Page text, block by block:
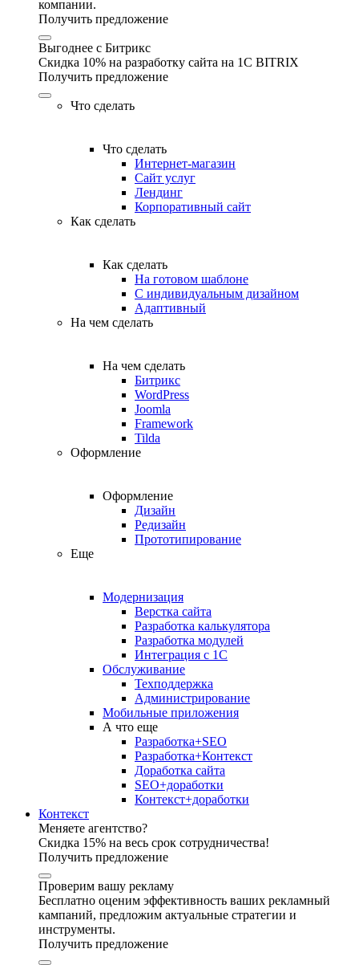
компании.
Получить предложение
Выгоднее с Битрикс
Скидка 10% на разработку сайта на 1C BITRIX
Получить предложение
Что сделать
Что сделать
Интернет-магазин
Сайт услуг
Лендинг
Корпоративный сайт
Как сделать
Как сделать
На готовом шаблоне
С индивидуальным дизайном
Адаптивный
На чем сделать
На чем сделать
Битрикс
WordPress
Joomla
Framework
Tilda
Оформление
Оформление
Дизайн
Редизайн
Прототипирование
Еще
Модернизация
Верстка сайта
Разработка калькулятора
Разработка модулей
Интеграция с 1С
Обслуживание
Техподдержка
Администрирование
Мобильные приложения
А что еще
Разработка+SEO
Разработка+Контекст
Доработка сайта
SEO+доработки
Контекст+доработки
Контекст
Меняете агентство?
Скидка 15% на весь срок сотрудничества!
Получить предложение
Проверим вашу рекламу
Бесплатно оценим эффективность ваших рекламный
кампаний, предложим актуальные стратегии и
инструменты.
Получить предложение